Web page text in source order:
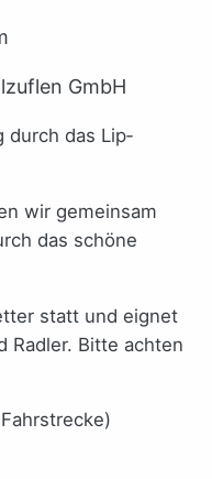
GmbH
wir gemeinsam
das schöne
statt und eignet
Radler. Bitte achten